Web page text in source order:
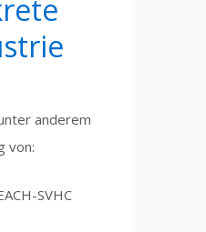
anderem
von:
SVHC